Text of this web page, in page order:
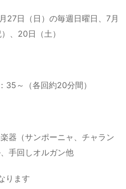
27日（日）の毎週日曜日、7月
、20日（土）
35～（各回約20分間）
器（サンポーニャ、チャラン
手回しオルガン他
ります